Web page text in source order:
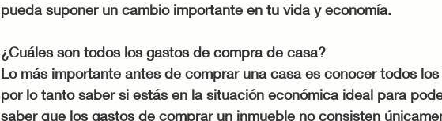
pueda suponer un cambio importante en tu vida y economía.
¿Cuáles son todos los gastos de compra de casa?
Lo más importante antes de comprar una casa es conocer todos
por lo tanto saber si estás en la situación económica ideal para
saber que los gastos de comprar un inmueble no consisten